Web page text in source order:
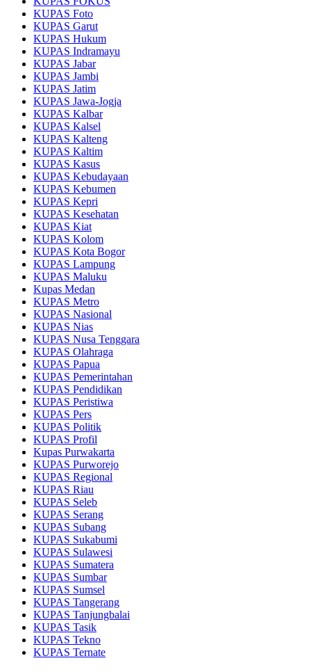
KUPAS Foto
KUPAS Garut
KUPAS Hukum
KUPAS Indramayu
KUPAS Jabar
KUPAS Jambi
KUPAS Jatim
KUPAS Jawa-Jogja
KUPAS Kalbar
KUPAS Kalsel
KUPAS Kalteng
KUPAS Kaltim
KUPAS Kasus
KUPAS Kebudayaan
KUPAS Kebumen
KUPAS Kepri
KUPAS Kesehatan
KUPAS Kiat
KUPAS Kolom
KUPAS Kota Bogor
KUPAS Lampung
KUPAS Maluku
Kupas Medan
KUPAS Metro
KUPAS Nasional
KUPAS Nias
KUPAS Nusa Tenggara
KUPAS Olahraga
KUPAS Papua
KUPAS Pemerintahan
KUPAS Pendidikan
KUPAS Peristiwa
KUPAS Pers
KUPAS Politik
KUPAS Profil
Kupas Purwakarta
KUPAS Purworejo
KUPAS Regional
KUPAS Riau
KUPAS Seleb
KUPAS Serang
KUPAS Subang
KUPAS Sukabumi
KUPAS Sulawesi
KUPAS Sumatera
KUPAS Sumbar
KUPAS Sumsel
KUPAS Tangerang
KUPAS Tanjungbalai
KUPAS Tasik
KUPAS Tekno
KUPAS Ternate